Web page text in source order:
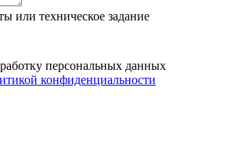
или техническое задание
персональных данных
конфиденциальности